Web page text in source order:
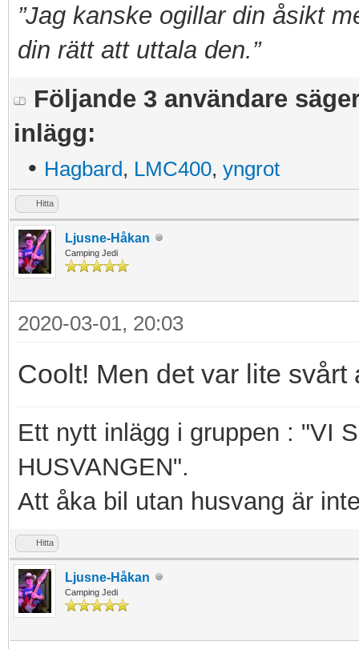
”Jag kanske ogillar din åsikt
din rätt att uttala den.”
Följande 3 användare
inlägg:
• Hagbard, LMC400, yngrot
Hitta
Ljusne-Håkan
Camping Jedi
2020-03-01, 20:03
Coolt! Men det var lite
Ett nytt inlägg i gruppen : "VI
HUSVANGEN".
Att åka bil utan husvang är
Hitta
Ljusne-Håkan
Camping Jedi